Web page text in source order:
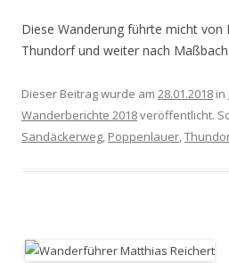
Diese Wanderung führte micht von
Thundorf und weiter nach Maßbach.
Dieser Beitrag wurde am 28.01.2018 in
Wanderberichte 2018veröffentlicht.
Sandäckerweg, Poppenlauer,